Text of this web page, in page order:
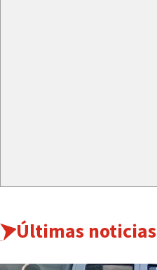
Últimas noticias